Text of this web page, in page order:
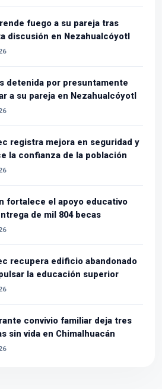
fuego a su pareja tras
discusión en Nezahualcóyotl
detenida por presuntamente
a su pareja en Nezahualcóyotl
registra mejora en seguridad y
la confianza de la población
fortalece el apoyo educativo
de mil 804 becas
recupera edificio abandonado
la educación superior
convivio familiar deja tres
sin vida en Chimalhuacán